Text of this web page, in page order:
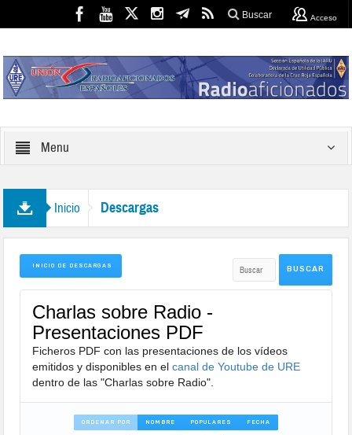
Buscar Acceso
Menu
Inicio Descargas
INICIO DE DESCARGAS
Charlas sobre Radio -
Presentaciones PDF
Ficheros PDF con las presentaciones de los vídeos
emitidos y disponibles en elcanal de Youtube de URE
dentro de las "Charlas sobre Radio".
ORDENAR POR NOMBRE POPULARES FECHA